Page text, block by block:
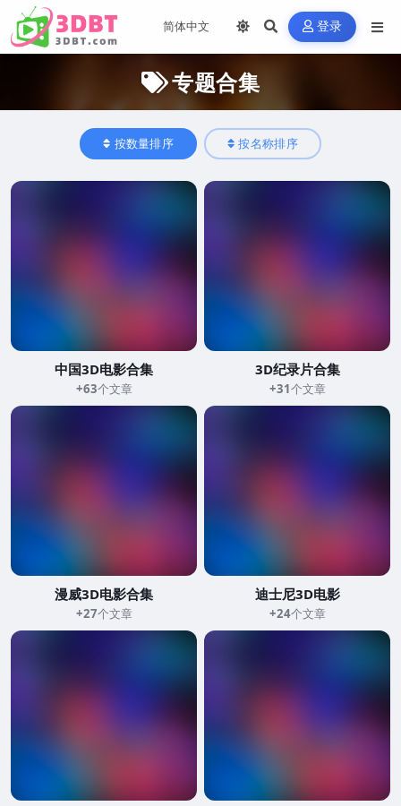
登录
专题合集
按数量排序 按名称排序
中国3D电影合集
+63个文章
3D纪录片合集
+31个文章
漫威3D电影合集
+27个文章
迪士尼3D电影
+24个文章